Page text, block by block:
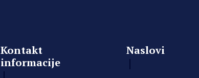
Kontakt
informacije
Naslovi